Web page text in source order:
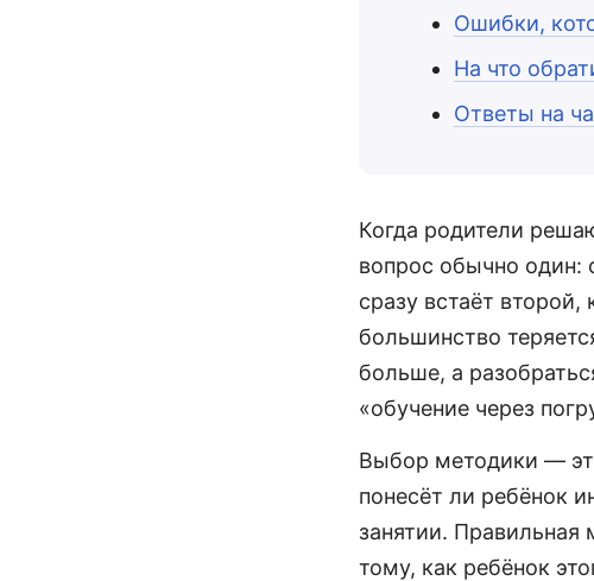
Ошибки,
На что
Ответы на
Когда родители
вопрос обычно один:
сразу встаёт
большинство
больше, а
«обучение через
Выбор методики —
понесёт ли ребёнок
занятии. Правильная
тому, как ребёнок